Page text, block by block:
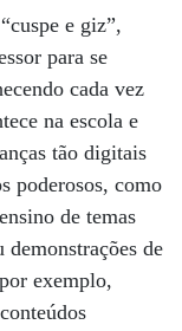
e giz”,
para se
cada vez
na escola e
tão digitais
poderosos, como
de temas
de
exemplo,